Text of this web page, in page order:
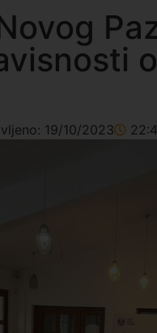
19/10/2023